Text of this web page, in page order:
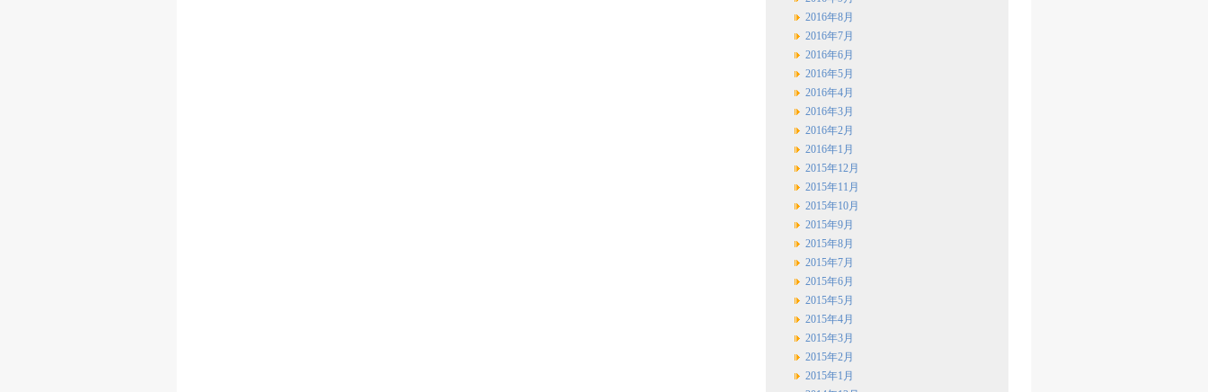
2016年8月
2016年7月
2016年6月
2016年5月
2016年4月
2016年3月
2016年2月
2016年1月
2015年12月
2015年11月
2015年10月
2015年9月
2015年8月
2015年7月
2015年6月
2015年5月
2015年4月
2015年3月
2015年2月
2015年1月